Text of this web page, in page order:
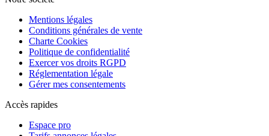
Mentions légales
Conditions générales de vente
Charte Cookies
Politique de confidentialité
Exercer vos droits RGPD
Réglementation légale
Gérer mes consentements
Accès rapides
Espace pro